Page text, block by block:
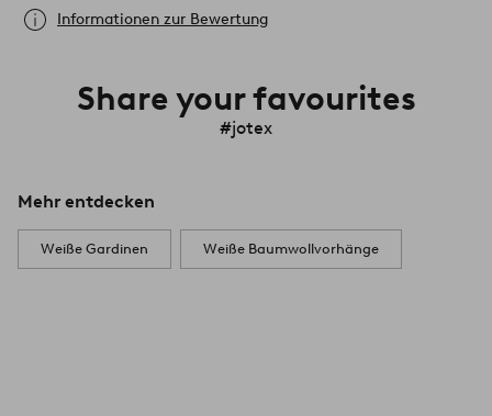
Informationen zur Bewertung
Share your favourites
#jotex
Mehr entdecken
Weiße Gardinen Weiße Baumwollvorhänge